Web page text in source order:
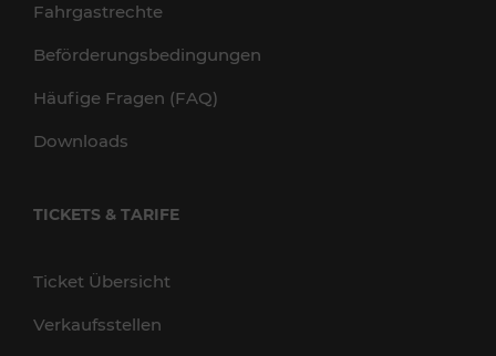
Fahrgastrechte
Beförderungsbedingungen
Häufige Fragen (FAQ)
Downloads
TICKETS & TARIFE
Ticket Übersicht
Verkaufsstellen